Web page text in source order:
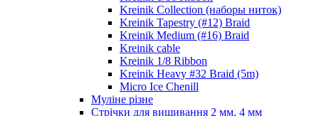
Kreinik Collection (наборы ниток)
Kreinik Tapestry (#12) Braid
Kreinik Medium (#16) Braid
Kreinik cable
Kreinik 1/8 Ribbon
Kreinik Heavy #32 Braid (5m)
Micro Ice Chenill
Муліне різне
Стрічки для вишивання 2 мм, 4 мм